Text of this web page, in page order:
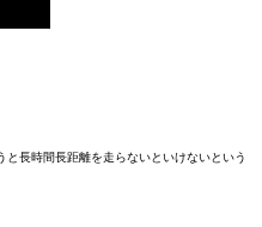
長時間長距離を走らないといけないという